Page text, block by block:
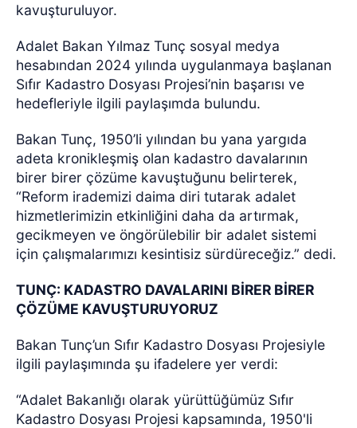
kavuşturuluyor.
Adalet Bakan Yılmaz Tunç sosyal medya
hesabından 2024 yılında uygulanmaya başlanan
Sıfır Kadastro Dosyası Projesi’nin başarısı ve
hedefleriyle ilgili paylaşımda bulundu.
Bakan Tunç, 1950’li yılından bu yana yargıda
adeta kronikleşmiş olan kadastro davalarının
birer birer çözüme kavuştuğunu belirterek,
“Reform irademizi daima diri tutarak adalet
hizmetlerimizin etkinliğini daha da artırmak,
gecikmeyen ve öngörülebilir bir adalet sistemi
için çalışmalarımızı kesintisiz sürdüreceğiz.” dedi.
TUNÇ: KADASTRO DAVALARINI BİRER BİRER
ÇÖZÜME KAVUŞTURUYORUZ
Bakan Tunç’un Sıfır Kadastro Dosyası Projesiyle
ilgili paylaşımında şu ifadelere yer verdi:
“Adalet Bakanlığı olarak yürüttüğümüz Sıfır
Kadastro Dosyası Projesi kapsamında, 1950'li